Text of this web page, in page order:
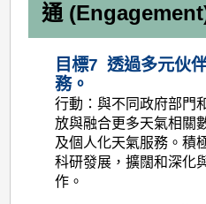
通
目標7 透過多元伙
務。
行動：與不同政府部門
放與融合更多天氣相關
及個人化天氣服務。積
科研發展，擴闊和深化
作。